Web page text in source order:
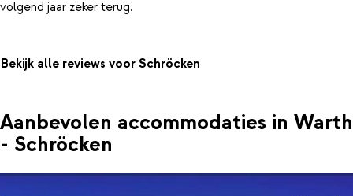
Bekijk alle reviews voor Schröcken
Aanbevolen accommodaties in Warth
- Schröcken